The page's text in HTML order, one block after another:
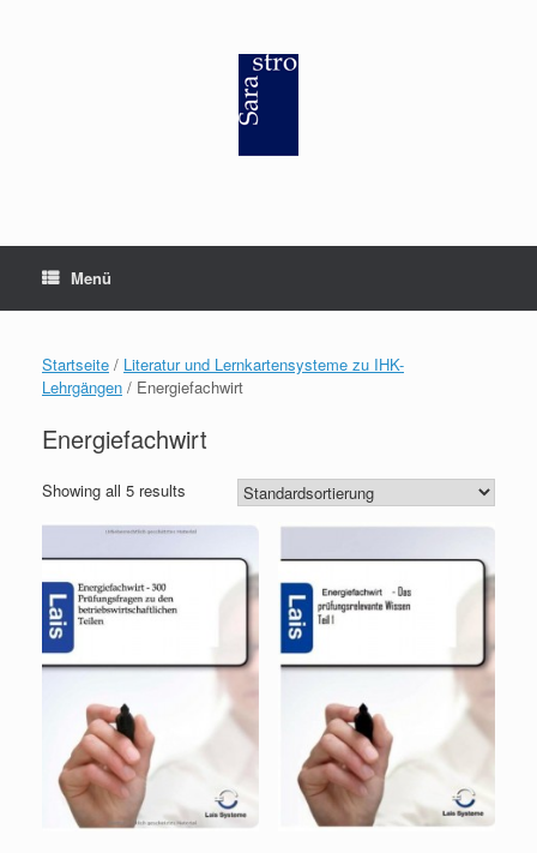
Menü
Startseite / Literatur und Lernkartensysteme zu IHK-
Lehrgängen / Energiefachwirt
Energiefachwirt
Showing all 5 results